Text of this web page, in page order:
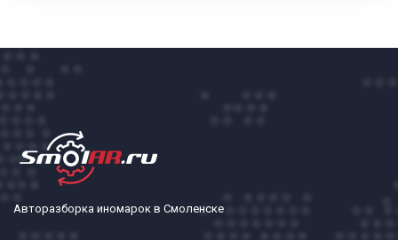
Авторазборка иномарок в Смоленске